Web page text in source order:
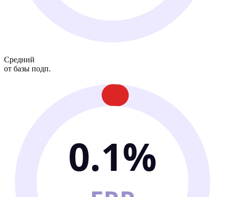
Средний
от базы подп.
0.1%